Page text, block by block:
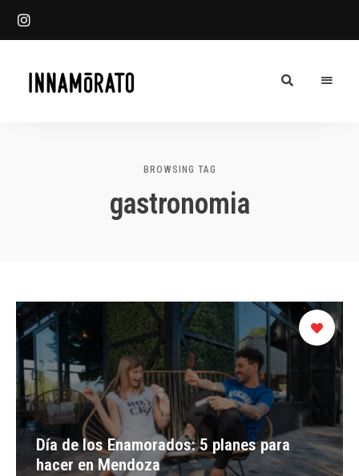
BROWSING TAG
gastronomia
Día de los Enamorados: 5 planes para
hacer en Mendoza